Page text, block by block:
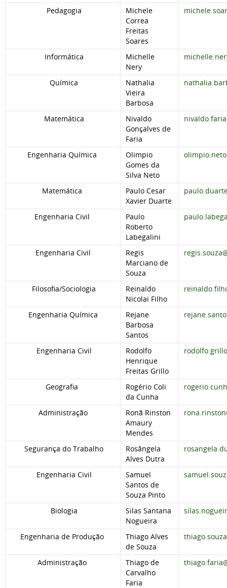
Pedagogia
Michele
Correa
Freitas
Soares
Informática
Michelle
Nery
Química
Nathalia
Vieira
Barbosa
Matemática
Nivaldo
Gonçalves de
Faria
Engenharia Química
Olimpio
Gomes da
Silva Neto
Matemática
Paulo Cesar
Xavier Duarte
Engenharia Civil
Paulo
Roberto
Labegalini
Engenharia Civil
Regis
Marciano de
Souza
Filosofia/Sociologia
Reinaldo
Nicolai Filho
Engenharia Química
Rejane
Barbosa
Santos
Engenharia Civil
Rodolfo
Henrique
Freitas Grillo
Geografia
Rogério Coli
da Cunha
Administração
Ronã Rinston
Amaury
Mendes
Segurança do Trabalho
Rosângela
Alves Dutra
Engenharia Civil
Samuel
Santos de
Souza Pinto
Biologia
Silas Santana
Nogueira
Engenharia de Produção
Thiago Alves
de Souza
Administração
Thiago de
Carvalho
Faria